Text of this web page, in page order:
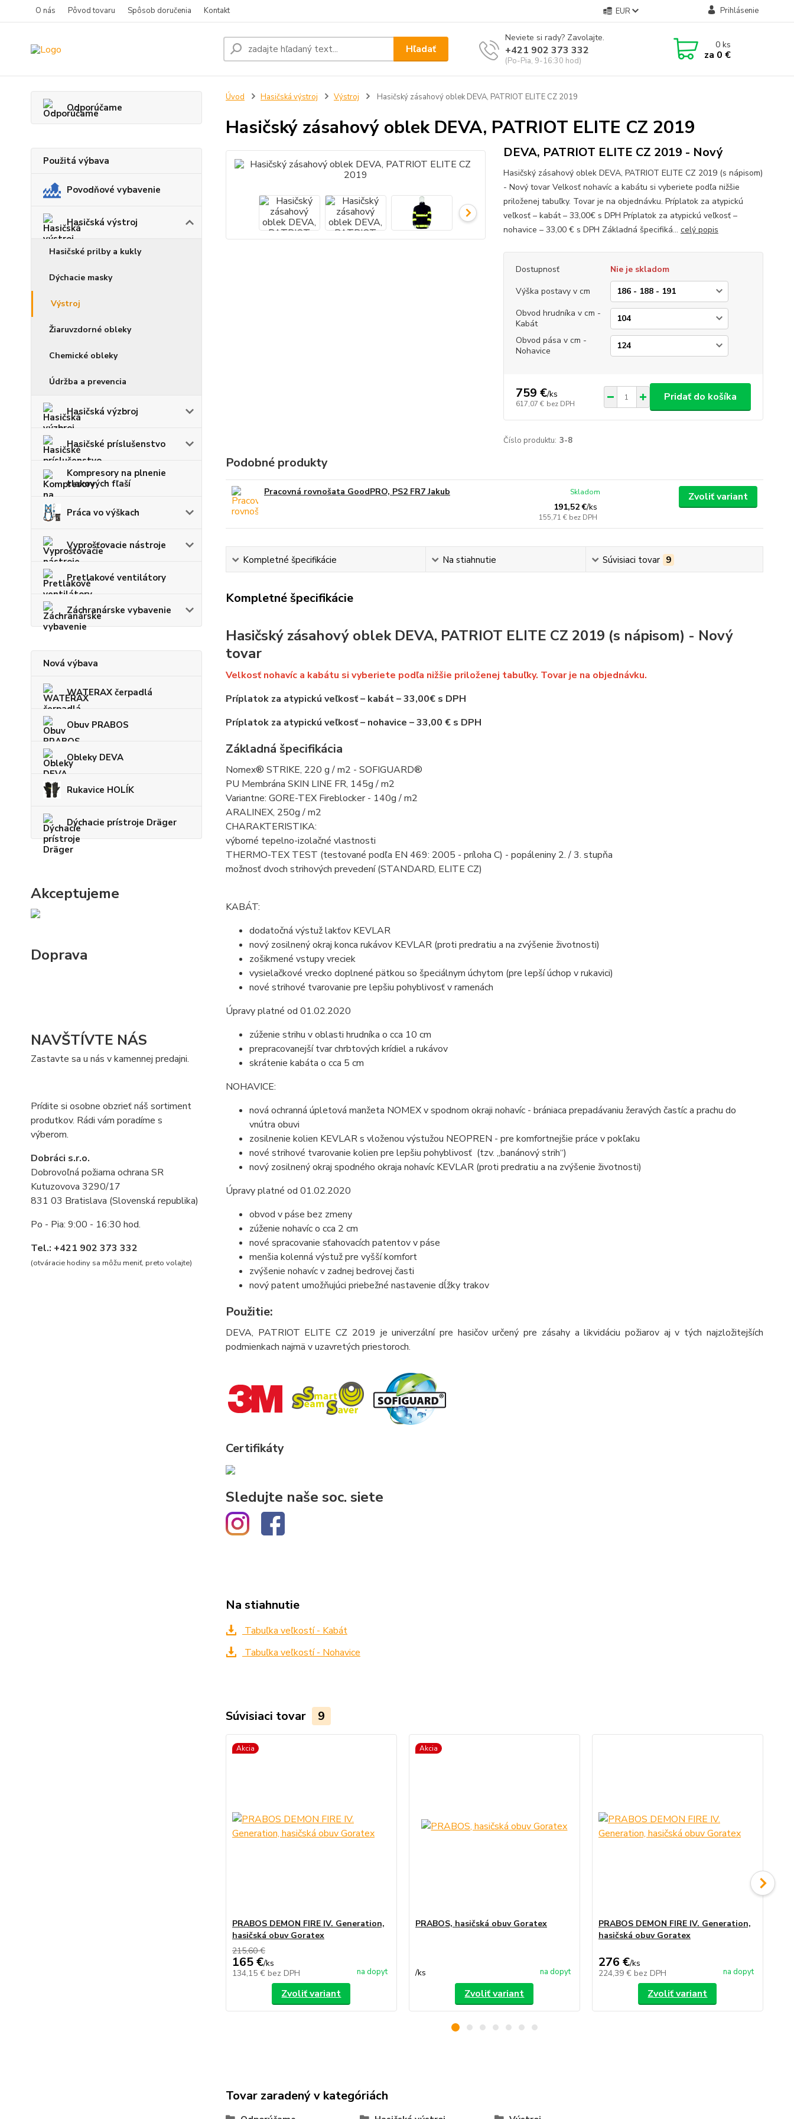
O nás Pôvod tovaru Spôsob doručenia Kontakt EUR Prihlásenie
Hľadať
Neviete si rady? Zavolajte.
+421 902 373 332
(Po-Pia, 9-16:30 hod)
0ks
za 0 €
Odporúčame
Použitá výbava
Povodňové vybavenie
Hasičská výstroj
Hasičské prilby a kukly
Dýchacie masky
Výstroj
Žiaruvzdorné obleky
Chemické obleky
Údržba a prevencia
Hasičská výzbroj
Hasičské príslušenstvo
Kompresory na plnenie
tlakových fľaší
Práca vo výškach
Vyprošťovacie nástroje
Pretlakové ventilátory
Záchranárske vybavenie
Nová výbava
WATERAX čerpadlá
Obuv PRABOS
Obleky DEVA
Rukavice HOLÍK
Dýchacie prístroje Dräger
Akceptujeme
Doprava
NAVŠTÍVTE NÁS
Zastavte sa u nás v kamennej predajni.
Prídite si osobne obzrieť náš sortiment
produtkov. Rádi vám poradíme s
výberom.
Dobráci s.r.o.
Dobrovoľná požiarna ochrana SR
Kutuzovova 3290/17
831 03 Bratislava (Slovenská republika)
Po - Pia: 9:00 - 16:30 hod.
Tel.: +421 902 373 332
(otváracie hodiny sa môžu meniť, preto volajte)
Úvod Hasičská výstroj Výstroj Hasičský zásahový oblek DEVA, PATRIOT ELITE CZ 2019
Hasičský zásahový oblek DEVA, PATRIOT ELITE CZ 2019
DEVA, PATRIOT ELITE CZ 2019 - Nový
Hasičský zásahový oblek DEVA, PATRIOT ELITE CZ 2019 (s nápisom)
- Nový tovar Velkosť nohavíc a kabátu si vyberiete podľa nižšie
priloženej tabuľky. Tovar je na objednávku. Príplatok za atypickú
veľkosť – kabát – 33,00€ s DPH Príplatok za atypickú veľkosť –
nohavice – 33,00 € s DPH Základná špecifiká... celý popis
Dostupnosť
Nie je skladom
Výška postavy v cm
Obvod hrudníka v cm -
Kabát
Obvod pása v cm -
Nohavice
759 €/ks
617,07 € bez DPH
Pridať do košíka
Číslo produktu: 3-8
Podobné produkty
Pracovná rovnošata GoodPRO, PS2 FR7 Jakub
191,52 €/ks
155,71 € bez DPH
Skladom Zvoliť variant
Kompletné špecifikácie Na stiahnutie Súvisiaci tovar 9
Kompletné špecifikácie
Hasičský zásahový oblek DEVA, PATRIOT ELITE CZ 2019 (s nápisom) - Nový
tovar
Velkosť nohavíc a kabátu si vyberiete podľa nižšie priloženej tabuľky. Tovar je na objednávku.
Príplatok za atypickú veľkosť – kabát – 33,00€ s DPH
Príplatok za atypickú veľkosť – nohavice – 33,00 € s DPH
Základná špecifikácia
Nomex® STRIKE, 220 g / m2 - SOFIGUARD®
PU Membrána SKIN LINE FR, 145g / m2
Variantne: GORE-TEX Fireblocker - 140g / m2
ARALINEX, 250g / m2
CHARAKTERISTIKA:
výborné tepelno-izolačné vlastnosti
THERMO-TEX TEST (testované podľa EN 469: 2005 - príloha C) - popáleniny 2. / 3. stupňa
možnosť dvoch strihových prevedení (STANDARD, ELITE CZ)
KABÁT:
dodatočná výstuž lakťov KEVLAR
nový zosilnený okraj konca rukávov KEVLAR (proti predratiu a na zvýšenie životnosti)
zošikmené vstupy vreciek
vysielačkové vrecko doplnené pätkou so špeciálnym úchytom (pre lepší úchop v rukavici)
nové strihové tvarovanie pre lepšiu pohyblivosť v ramenách
Úpravy platné od 01.02.2020
zúženie strihu v oblasti hrudníka o cca 10 cm
prepracovanejší tvar chrbtových krídiel a rukávov
skrátenie kabáta o cca 5 cm
NOHAVICE:
nová ochranná úpletová manžeta NOMEX v spodnom okraji nohavíc - brániaca prepadávaniu žeravých častíc a prachu do
vnútra obuvi
zosilnenie kolien KEVLAR s vloženou výstužou NEOPREN - pre komfortnejšie práce v pokľaku
nové strihové tvarovanie kolien pre lepšiu pohyblivosť (tzv. „banánový strih“)
nový zosilnený okraj spodného okraja nohavíc KEVLAR (proti predratiu a na zvýšenie životnosti)
Úpravy platné od 01.02.2020
obvod v páse bez zmeny
zúženie nohavíc o cca 2 cm
nové spracovanie sťahovacích patentov v páse
menšia kolenná výstuž pre vyšší komfort
zvýšenie nohavíc v zadnej bedrovej časti
nový patent umožňujúci priebežné nastavenie dĺžky trakov
Použitie:
DEVA, PATRIOT ELITE CZ 2019 je univerzální pre hasičov určený pre zásahy a likvidáciu požiarov aj v tých najzložitejších
podmienkach najmä v uzavretých priestoroch.
Certifikáty
Sledujte naše soc. siete
Na stiahnutie
Tabuľka veľkostí - Kabát
Tabuľka veľkostí - Nohavice
Súvisiaci tovar 9
Akcia
PRABOS DEMON FIRE IV. Generation,
hasičská obuv Goratex
215,60 €
165 €/ks
134,15 € bez DPH na dopyt
Zvoliť variant
Akcia
PRABOS, hasičská obuv Goratex
/ks na dopyt
Zvoliť variant
PRABOS DEMON FIRE IV. Generation,
hasičská obuv Goratex
276 €/ks
224,39 € bez DPH na dopyt
Zvoliť variant
Tovar zaradený v kategóriách